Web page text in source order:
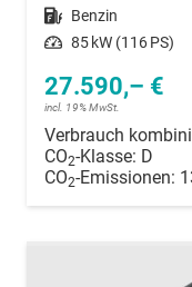
Kraftstoff Benzin
Leistung 85 kW (116 PS)
27.590,– €
incl. 19% MwSt.
Verbrauch
CO2-Klasse: D
CO2-Emissionen: